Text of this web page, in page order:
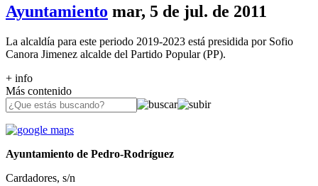
Ayuntamiento mar, 5 de jul. de 2011
La alcaldía para este periodo 2019-2023 está presidida por Sofio
Canora Jimenez alcalde del Partido Popular (PP).
+ info
Más contenido
Ayuntamiento de Pedro-Rodríguez
Cardadores, s/n